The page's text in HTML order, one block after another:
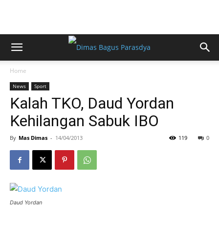
Home
News Sport
Kalah TKO, Daud Yordan
Kehilangan Sabuk IBO
By Mas Dimas - 14/04/2013 0
119
Daud Yordan